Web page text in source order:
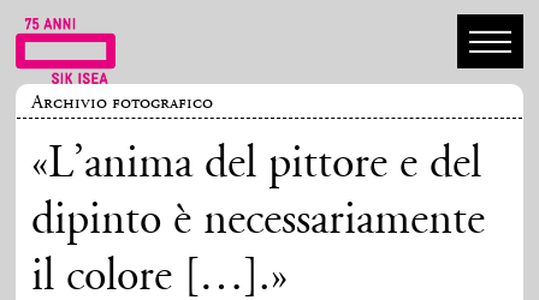
Archivio fotografico
«L’anima del pittore e del
dipinto è necessariamente
il colore […].»